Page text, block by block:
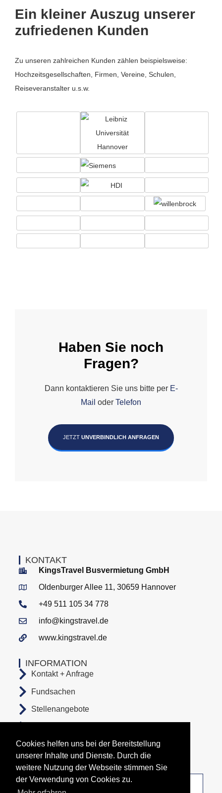
Cookies helfen uns bei der Bereitstellung
unserer Inhalte und Dienste. Durch die
weitere Nutzung der Webseite stimmen Sie
der Verwendung von Cookies zu.
Ein kleiner Auszug unserer
zufriedenen Kunden
Zu unseren zahlreichen Kunden zählen beispielsweise:
Hochzeitsgesellschaften, Firmen, Vereine, Schulen,
Reiseveranstalter u.s.w.
Haben Sie noch
Fragen?
Dann kontaktieren Sie uns bitte per E-
Mail oder Telefon
JETZT UNVERBINDLICH ANFRAGEN
Unsere Abfahrtsorte
INFORMATION
Kontakt + Anfrage
Fundsachen
Stellenangebote
Datenschutz
KONTAKT
KingsTravel Busvermietung GmbH
Oldenburger Allee 11, 30659 Hannover
+49 511 105 34 778
info@kingstravel.de
www.kingstravel.de